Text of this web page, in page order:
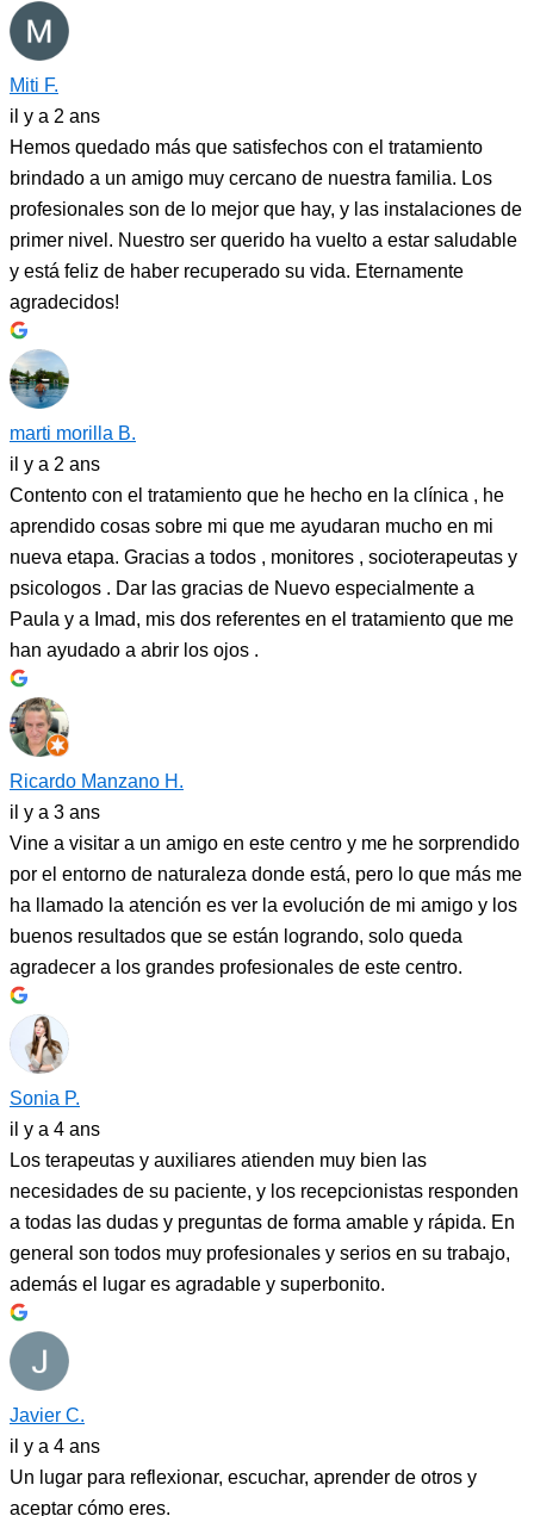
Miti F.
il y a 2 ans
Hemos quedado más que satisfechos con el tratamiento
brindado a un amigo muy cercano de nuestra familia. Los
profesionales son de lo mejor que hay, y las instalaciones de
primer nivel. Nuestro ser querido ha vuelto a estar saludable
y está feliz de haber recuperado su vida. Eternamente
agradecidos!
marti morilla B.
il y a 2 ans
Contento con el tratamiento que he hecho en la clínica , he
aprendido cosas sobre mi que me ayudaran mucho en mi
nueva etapa. Gracias a todos , monitores , socioterapeutas y
psicologos . Dar las gracias de Nuevo especialmente a
Paula y a Imad, mis dos referentes en el tratamiento que me
han ayudado a abrir los ojos .
Ricardo Manzano H.
il y a 3 ans
Vine a visitar a un amigo en este centro y me he sorprendido
por el entorno de naturaleza donde está, pero lo que más me
ha llamado la atención es ver la evolución de mi amigo y los
buenos resultados que se están logrando, solo queda
agradecer a los grandes profesionales de este centro.
Sonia P.
il y a 4 ans
Los terapeutas y auxiliares atienden muy bien las
necesidades de su paciente, y los recepcionistas responden
a todas las dudas y preguntas de forma amable y rápida. En
general son todos muy profesionales y serios en su trabajo,
además el lugar es agradable y superbonito.
Javier C.
il y a 4 ans
Un lugar para reflexionar, escuchar, aprender de otros y
aceptar cómo eres.